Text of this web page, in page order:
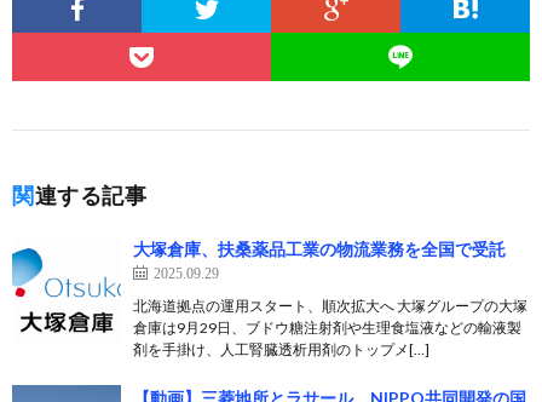
関連する記事
大塚倉庫、扶桑薬品工業の物流業務を全国で受託
2025.09.29
北海道拠点の運用スタート、順次拡大へ 大塚グループの大塚
倉庫は9月29日、ブドウ糖注射剤や生理食塩液などの輸液製
剤を手掛け、人工腎臓透析用剤のトップメ[…]